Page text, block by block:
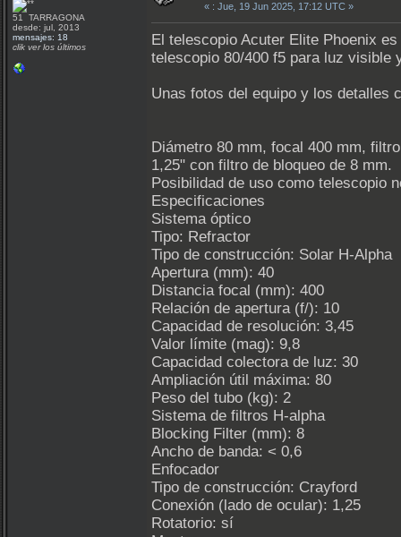
51 TARRAGONA
desde: jul, 2013
mensajes: 18
clik ver los últimos
« : Jue, 19 Jun 2025, 17:12 UTC »
El telescopio Acuter Elite Phoenix
telescopio 80/400 f5 para luz visible
Unas fotos del equipo y los detalles
Diámetro 80 mm, focal 400 mm,
1,25" con filtro de bloqueo de 8 mm.
Posibilidad de uso como telescopio
Especificaciones
Sistema óptico
Tipo: Refractor
Tipo de construcción: Solar H-Alpha
Apertura (mm): 40
Distancia focal (mm): 400
Relación de apertura (f/): 10
Capacidad de resolución: 3,45
Valor límite (mag): 9,8
Capacidad colectora de luz: 30
Ampliación útil máxima: 80
Peso del tubo (kg): 2
Sistema de filtros H-alpha
Blocking Filter (mm): 8
Ancho de banda: < 0,6
Enfocador
Tipo de construcción: Crayford
Conexión (lado de ocular): 1,25
Rotatorio: sí